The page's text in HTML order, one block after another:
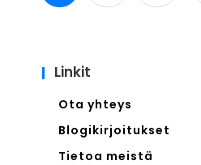
Linkit
Ota yhteys
Blogikirjoitukset
Tietoa meistä